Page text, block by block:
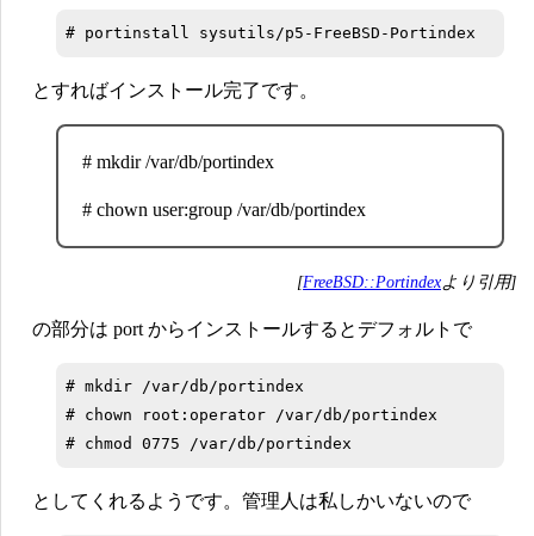
とすればインストール完了です。
# mkdir /var/db/portindex
# chown user:group /var/db/portindex
[FreeBSD::Portindexより引用]
の部分は port からインストールするとデフォルトで
# mkdir /var/db/portindex
# chown root:operator /var/db/portindex
としてくれるようです。管理人は私しかいないので